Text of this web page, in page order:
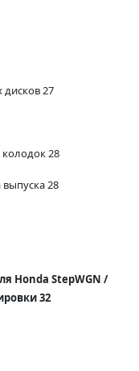
27
28
выпуска 28
Honda StepWGN /
32